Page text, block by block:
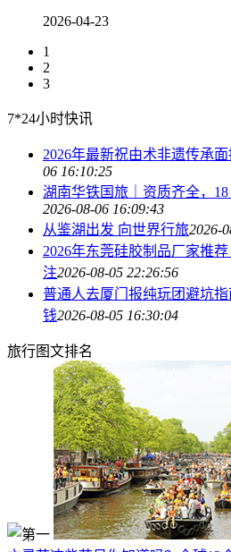
2026-04-23
1
2
3
7*24小时快讯
2026年最新祝由术非遗传承
06 16:10:25
湖南华铁国旅｜资质齐全，
2026-08-06 16:09:43
从鉴湖出发 向世界行旅2026-
2026年东莞硅胶制品厂家推
注2026-08-05 22:26:56
普通人去厦门报纯玩团避坑
钱2026-08-05 16:30:04
旅行图文排名